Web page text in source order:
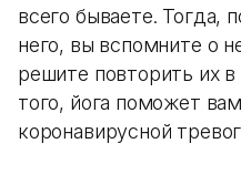
всего бываете. Тогда,
него, вы вспомните о
решите повторить их
того, йога поможет
коронавирусной